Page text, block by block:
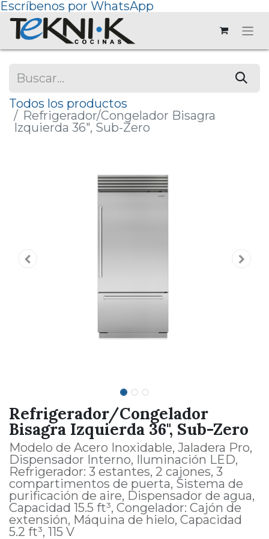
Escríbenos por WhatsApp
Todos los productos
Refrigerador/Congelador Bisagra
Izquierda 36", Sub-Zero
Refrigerador/Congelador
Bisagra Izquierda 36", Sub-Zero
Modelo de Acero Inoxidable, Jaladera Pro,
Dispensador Interno, Iluminación LED,
Refrigerador: 3 estantes, 2 cajones, 3
compartimentos de puerta, Sistema de
purificación de aire, Dispensador de agua,
Capacidad 15.5 ft³, Congelador: Cajón de
extensión, Máquina de hielo, Capacidad
5.2 ft³, 115 V